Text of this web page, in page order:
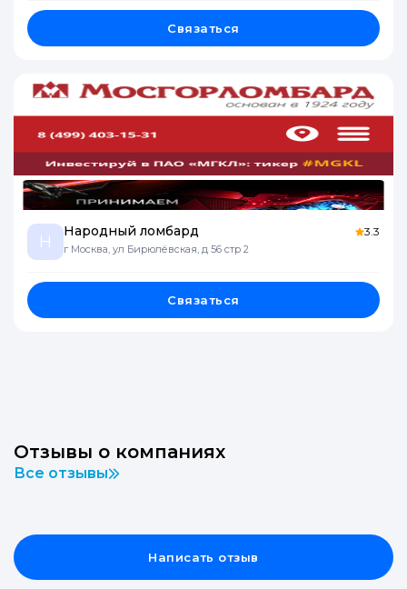
Связаться
Н
Народный ломбард
г Москва, ул Бирюлёвская, д 56 стр 2
3.3
Связаться
Отзывы о компаниях
Все отзывы
Написать отзыв